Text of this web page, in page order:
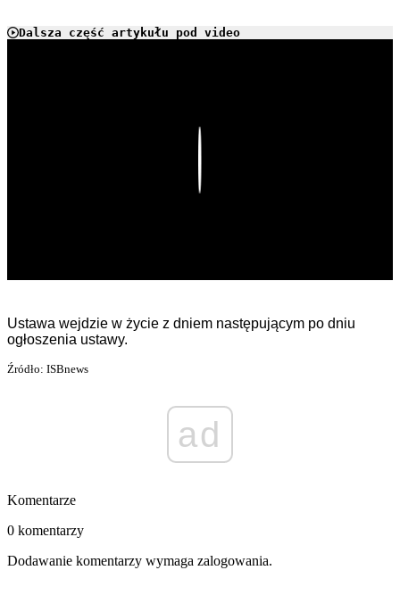
Dalsza część artykułu pod video
Ustawa wejdzie w życie z dniem następującym po dniu
ogłoszenia ustawy.
Źródło: ISBnews
ad
Komentarze
0 komentarzy
Dodawanie komentarzy wymaga zalogowania.